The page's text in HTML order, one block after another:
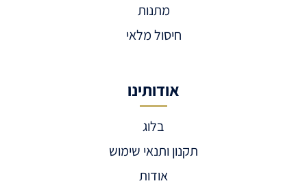
מתנות
חיסול מלאי
אודותינו
בלוג
תקנון ותנאי שימוש
אודות